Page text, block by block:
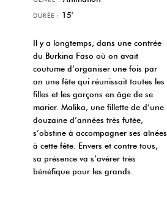
DURÉE : 15'
Il y a longtemps, dans une contrée
du Burkina Faso où on avait
coutume d’organiser une fois par
an une fête qui réunissait toutes les
filles et les garçons en âge de se
marier. Malika, une fillette de d’une
douzaine d’années très futée,
s’obstine à accompagner ses aînées
à cette fête. Envers et contre tous,
sa présence va s’avérer très
bénéfique pour les grands.